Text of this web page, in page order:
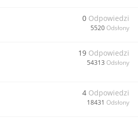
0 Odpowiedzi
5520 Odsłony
19 Odpowiedzi
54313 Odsłony
4 Odpowiedzi
18431 Odsłony